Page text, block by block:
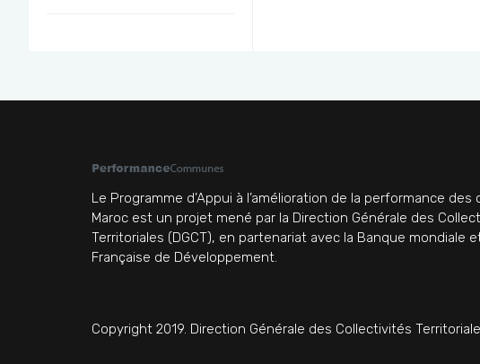
Le Programme d’Appui à l’amélioration de la performance des
Maroc est un projet mené par la Direction Générale des
Territoriales (DGCT), en partenariat avec la Banque mondiale
Française de Développement.
Copyright 2019. Direction Générale des Collectivités